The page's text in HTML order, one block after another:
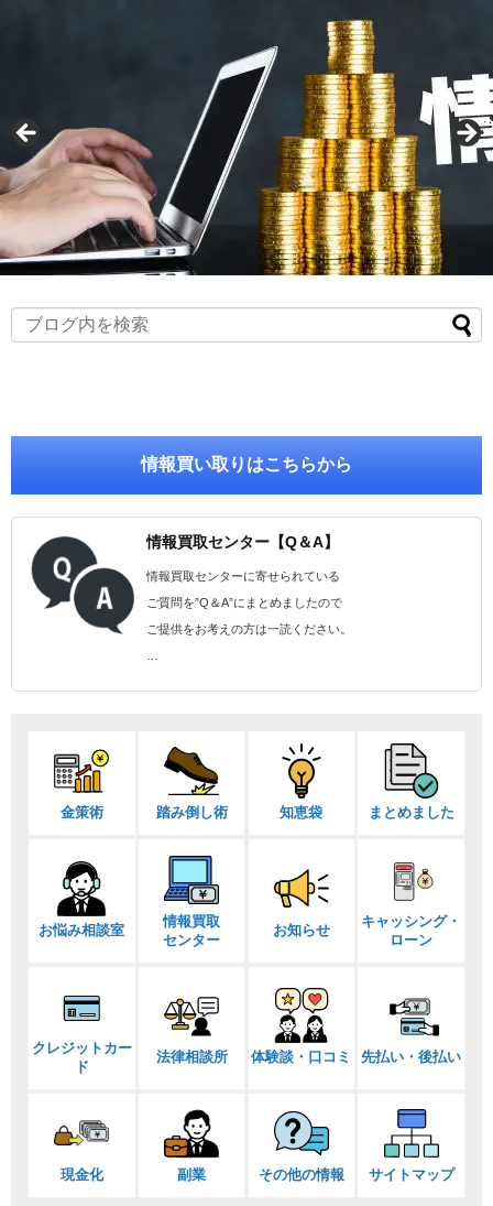
情報買い取りはこちらから
情報買取センター【Q＆A】
情報買取センターに寄せられている
ご質問を”Q＆A”にまとめましたので
ご提供をお考えの方は一読ください。
金策術 踏み倒し術 知恵袋 まとめました
お悩み相談室
情報買取
センター
お知らせ
キャッシング・
ローン
クレジットカー
ド
法律相談所 体験談・口コミ 先払い・後払い
現金化 副業 その他の情報 サイトマップ